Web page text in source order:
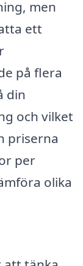
men
ett
på flera
din
och vilket
priserna
per
olika